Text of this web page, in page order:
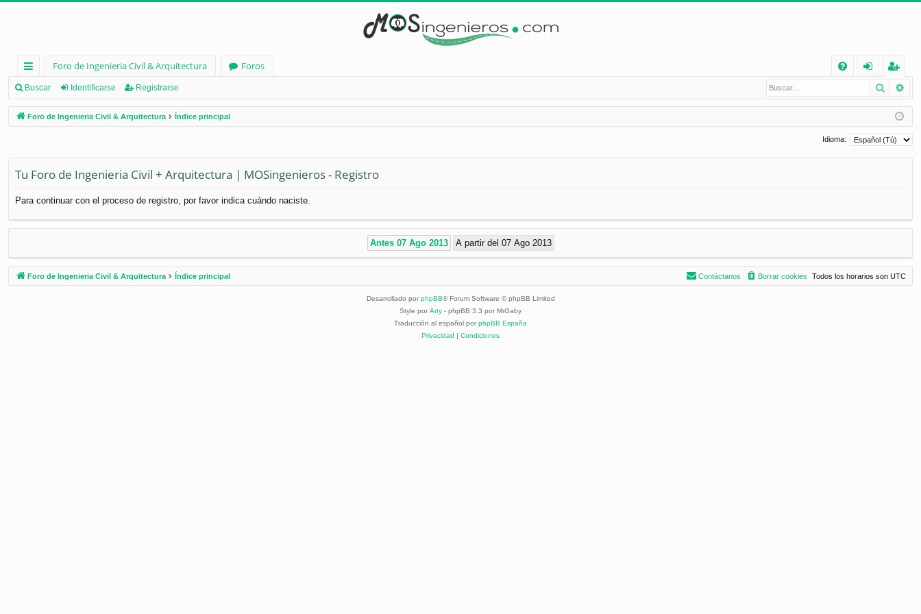
nl
ac
es
pi
Foro de Ingenieria Civil & Arquitectura
Foros
Q
nt
ifi
eg
ist
ra
Buscar Identificarse Registrarse Buscar
Foro de Ingenieria Civil & Arquitectura Índice principal
Idioma:
Tu Foro de Ingenieria Civil + Arquitectura | MOSingenieros - Registro
Para continuar con el proceso de registro, por favor indica cuándo naciste.
Foro de Ingenieria Civil & Arquitectura Índice principal Todos los horarios son UTC
Borrar cookies
Contáctanos
Desarrollado por phpBB® Forum Software © phpBB Limited
Style por Arty - phpBB 3.3 por MrGaby
Traducción al español por phpBB España
Privacidad | Condiciones